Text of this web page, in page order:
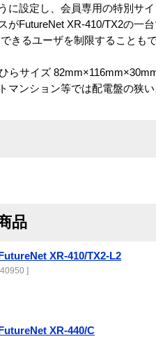
に設定し、会員専用の特別サ
がFutureNet XR-410/TX2の一
きるユーザを制限することもで
らサイズ
マンション等では配電盤の狭
品
XR-410/TX2-L2
]
XR-440/C